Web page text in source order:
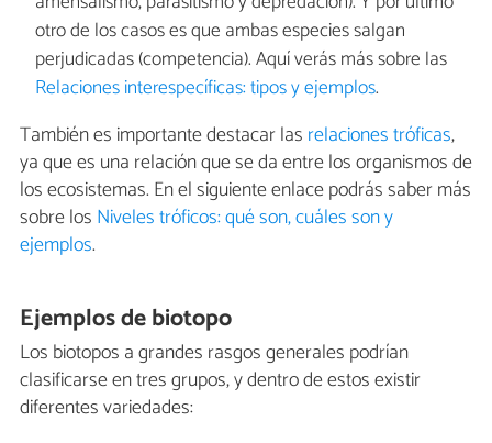
otro de los casos es que ambas especies salgan
perjudicadas (competencia). Aquí verás más sobre las
Relaciones interespecíficas: tipos y ejemplos.
También es importante destacar las relaciones tróficas,
ya que es una relación que se da entre los organismos de
los ecosistemas. En el siguiente enlace podrás saber más
sobre los Niveles tróficos: qué son, cuáles son y
ejemplos.
Ejemplos de biotopo
Los biotopos a grandes rasgos generales podrían
clasificarse en tres grupos, y dentro de estos existir
diferentes variedades: